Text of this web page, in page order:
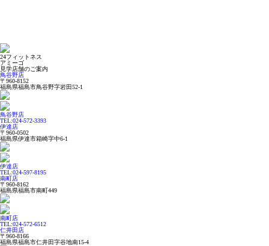
24フィットネス
アミーゴ
見学店舗のご案内
鳥谷野店
〒960-8152
福島県福島市鳥谷野字岩田52-1
鳥谷野店
TEL:024-572-3393
伊達店
〒960-0502
福島県伊達市箱崎字中6-1
伊達店
TEL:024-597-8195
南町店
〒960-8162
福島県福島市南町449
南町店
TEL:024-572-6512
仁井田店
〒960-8166
福島県福島市仁井田字谷地南15-4